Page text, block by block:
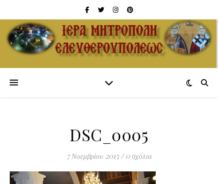
DSC_0005
7 Νοεμβρίου 2015 / 0 σχόλια